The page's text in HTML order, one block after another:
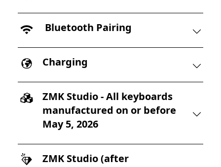
Bluetooth Pairing
Charging
ZMK Studio - All keyboards
manufactured on or before
May 5, 2026
ZMK Studio (after